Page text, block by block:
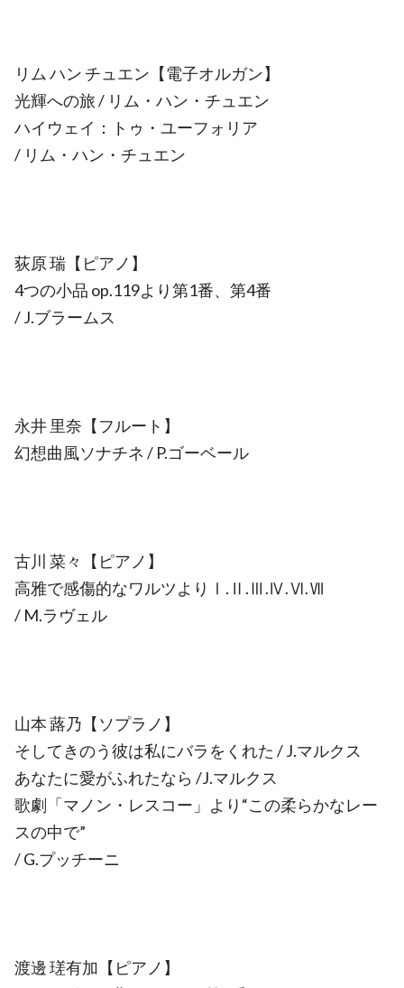
リム ハン チュエン【電子オルガン】
光輝への旅 / リム・ハン・チュエン
ハイウェイ：トゥ・ユーフォリア
/ リム・ハン・チュエン
荻原 瑞【ピアノ】
4つの小品 op.119より第1番、第4番
/ J.ブラームス
永井 里奈【フルート】
幻想曲風ソナチネ / P.ゴーベール
古川 菜々【ピアノ】
高雅で感傷的なワルツよりⅠ.Ⅱ.Ⅲ.Ⅳ.Ⅵ.Ⅶ
/ M.ラヴェル
山本 蕗乃【ソプラノ】
そしてきのう彼は私にバラをくれた / J.マルクス
あなたに愛がふれたなら /J.マルクス
歌劇「マノン・レスコー」より“この柔らかなレー
スの中で”
/ G.プッチーニ
渡邊 瑳有加【ピアノ】